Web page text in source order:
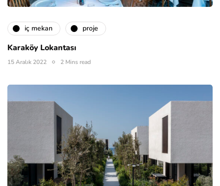
i̇ç mekan proje
Karaköy Lokantası
15 Aralık 2022 2 Mins read